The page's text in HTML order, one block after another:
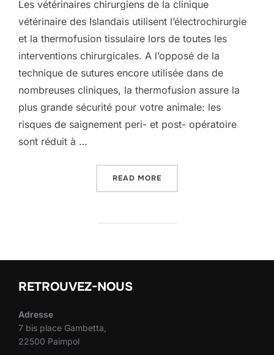
Les vétérinaires chirurgiens de la clinique
vétérinaire des Islandais utilisent l’électrochirurgie
et la thermofusion tissulaire lors de toutes les
interventions chirurgicales. A l’opposé de la
technique de sutures encore utilisée dans de
nombreuses cliniques, la thermofusion assure la
plus grande sécurité pour votre animale: les
risques de saignement peri- et post- opératoire
sont réduit à …
READ MORE
RETROUVEZ-NOUS
Adresse
7 bis place Gambetta,
22500 Paimpol